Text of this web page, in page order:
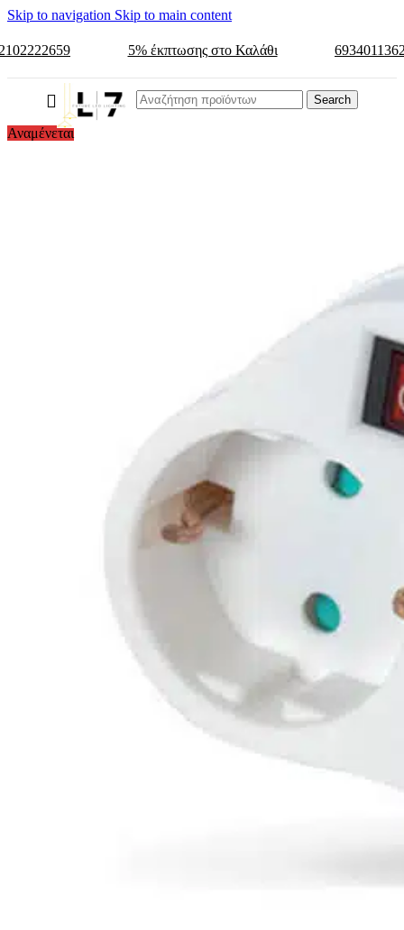
Skip to navigation Skip to main content
5% έκπτωσης στο Καλάθι
Search
Αναμένεται